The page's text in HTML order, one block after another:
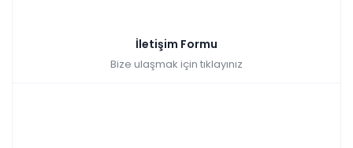
İletişim Formu
Bize ulaşmak için tıklayınız